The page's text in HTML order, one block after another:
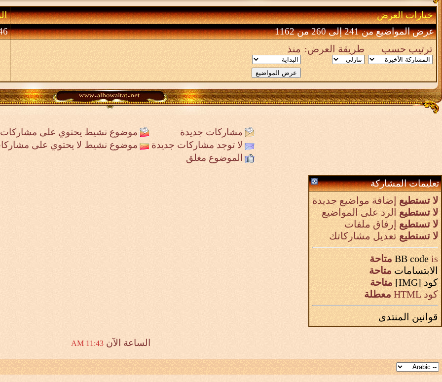
خيارات العرض
عرض المواضيع من 241 إلى 260 من 1162
46 (الأعضاء 0
ترتيب حسب طريقة العرض: منذ
مشاركات جديدة
موضوع نشيط يحتوي على مشاركات
لا توجد مشاركات جديدة
موضوع نشيط لا يحتوي على
الموضوع مغلق
تعليمات المشاركة
لا تستطيع إضافة مواضيع جديدة
لا تستطيع الرد على المواضيع
لا تستطيع إرفاق ملفات
لا تستطيع تعديل مشاركاتك
BB code is
متاحة
الابتسامات متاحة
كود [IMG]
متاحة
كود HTML
معطلة
قوانين المنتدى
الساعة الآن11:43 AM